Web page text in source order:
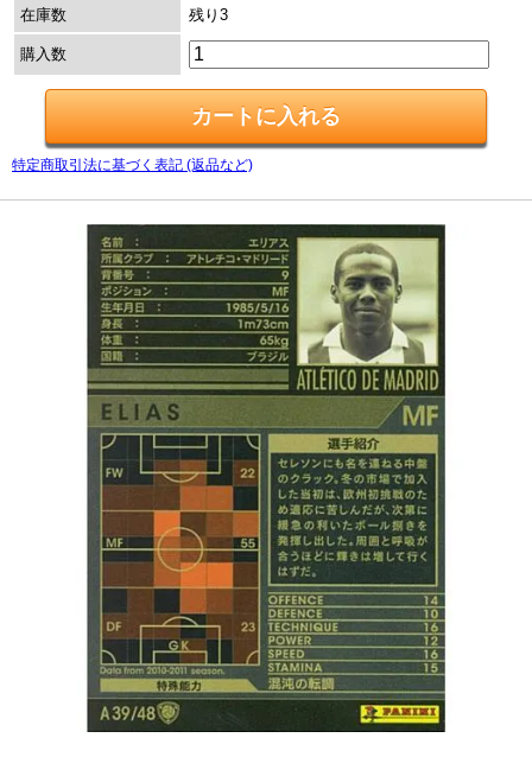
在庫数 残り3
購入数
特定商取引法に基づく表記 (返品など)